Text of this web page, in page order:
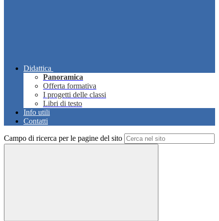
Didattica
Panoramica
Offerta formativa
I progetti delle classi
Libri di testo
Info utili
Contatti
Campo di ricerca per le pagine del sito